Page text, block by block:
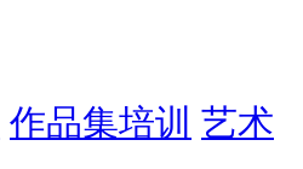
作品集培训 艺术